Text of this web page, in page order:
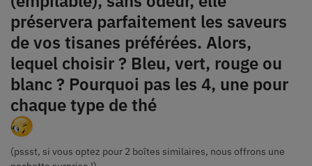
préservera parfaitement les saveurs
de vos tisanes préférées. Alors,
lequel choisir ? Bleu, vert, rouge ou
blanc ? Pourquoi pas les 4, une pour
chaque type de thé
(pssst, si vous optez pour 2 boîtes similaires, nous offrons une